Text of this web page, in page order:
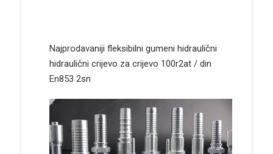
Najprodavaniji fleksibilni gumeni hidraulični
hidraulični crijevo za crijevo 100r2at / din
En853 2sn